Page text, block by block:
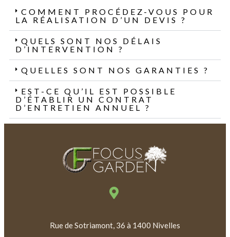
COMMENT PROCÉDEZ-VOUS POUR
LA RÉALISATION D’UN DEVIS ?
QUELS SONT NOS DÉLAIS
D’INTERVENTION ?
QUELLES SONT NOS GARANTIES ?
EST-CE QU’IL EST POSSIBLE
D’ÉTABLIR UN CONTRAT
D’ENTRETIEN ANNUEL ?
Rue de Sotriamont, 36 à 1400 Nivelles